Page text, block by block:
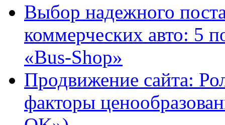
Выбор надежного
коммерческих авто: 5
«Bus-Shop»
Продвижение сайта:
факторы